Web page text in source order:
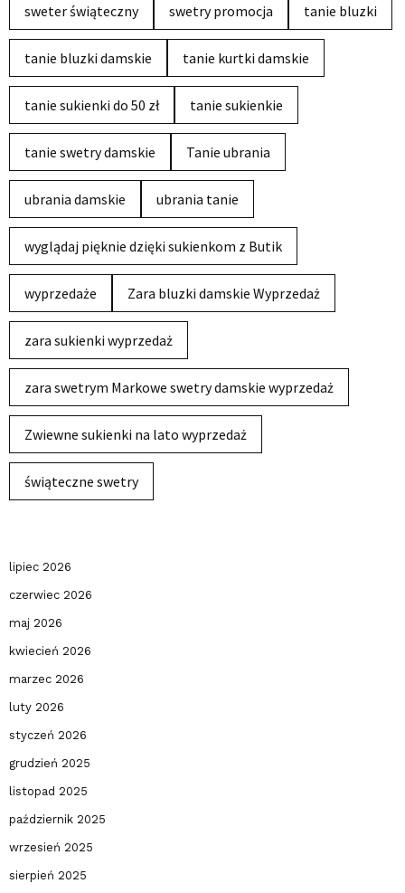
sweter świąteczny swetry promocja tanie bluzki
tanie bluzki damskie tanie kurtki damskie
tanie sukienki do 50 zł tanie sukienkie
tanie swetry damskie Tanie ubrania
ubrania damskie ubrania tanie
wyglądaj pięknie dzięki sukienkom z Butik
wyprzedaże Zara bluzki damskie Wyprzedaż
zara sukienki wyprzedaż
zara swetrym Markowe swetry damskie wyprzedaż
Zwiewne sukienki na lato wyprzedaż
świąteczne swetry
lipiec 2026
czerwiec 2026
maj 2026
kwiecień 2026
marzec 2026
luty 2026
styczeń 2026
grudzień 2025
listopad 2025
październik 2025
wrzesień 2025
sierpień 2025